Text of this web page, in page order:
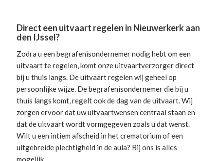
Direct een uitvaart regelen in Nieuwerkerk aan
den IJssel?
Zodra u een begrafenisondernemer nodig hebt om een
uitvaart te regelen, komt onze uitvaartverzorger direct
bij u thuis langs. De uitvaart regelen wij geheel op
persoonlijke wijze. De begrafenisondernemer die bij u
thuis langs komt, regelt ook de dag van de uitvaart. Wij
zorgen ervoor dat uw uitvaartwensen centraal staan en
dat de uitvaart wordt vormgegeven zoals u dat wenst.
Wilt u een intiem afscheid in het crematorium of een
uitgebreide plechtigheid in de aula? Bij ons is alles
mogelijk.